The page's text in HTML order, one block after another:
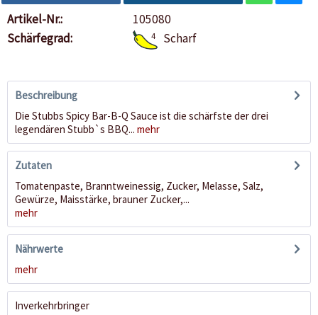
Artikel-Nr.:
105080
Schärfegrad:
4 Scharf
Beschreibung
Die Stubbs Spicy Bar-B-Q Sauce ist die schärfste der drei
legendären Stubb`s BBQ... mehr
Zutaten
Tomatenpaste, Branntweinessig, Zucker, Melasse, Salz,
Gewürze, Maisstärke, brauner Zucker,...
mehr
Nährwerte
mehr
Inverkehrbringer